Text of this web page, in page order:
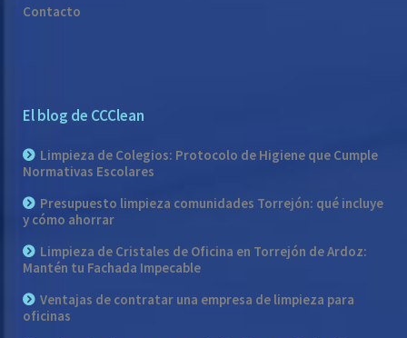
Contacto
El blog de CCClean
Limpieza de Colegios: Protocolo de Higiene que Cumple
Normativas Escolares
Presupuesto limpieza comunidades Torrejón: qué incluye
y cómo ahorrar
Limpieza de Cristales de Oficina en Torrejón de Ardoz:
Mantén tu Fachada Impecable
Ventajas de contratar una empresa de limpieza para
oficinas